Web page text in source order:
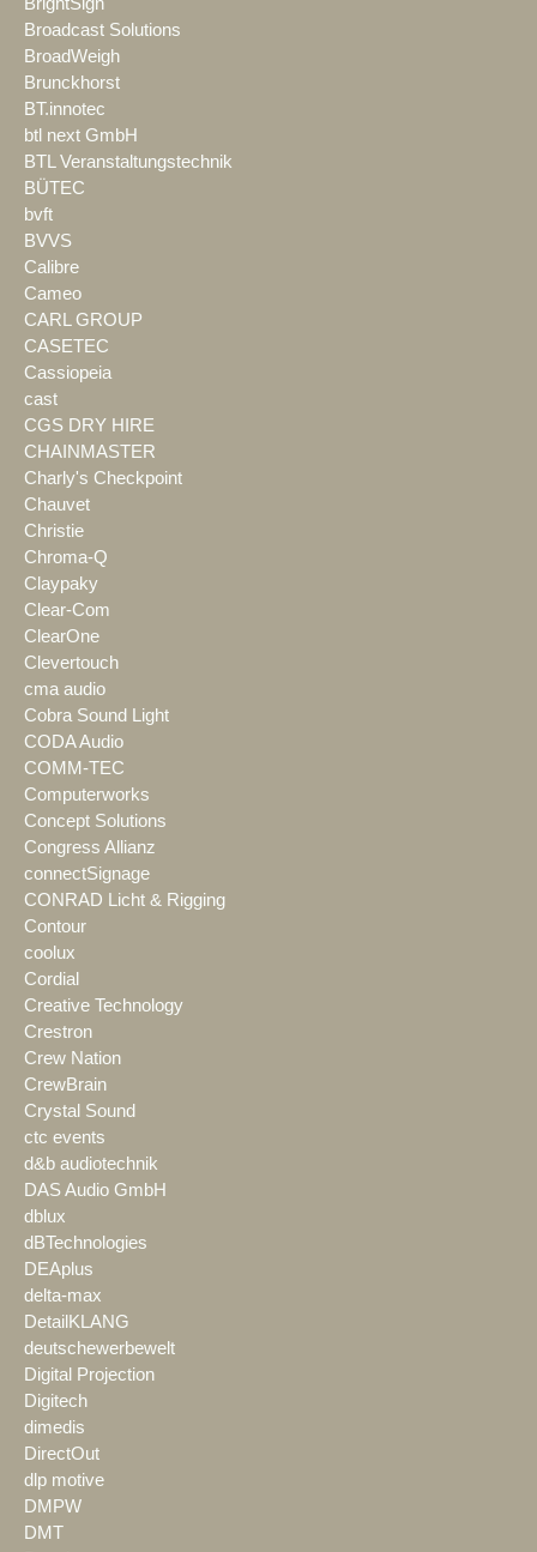
BrightSign
Broadcast Solutions
BroadWeigh
Brunckhorst
BT.innotec
btl next GmbH
BTL Veranstaltungstechnik
BÜTEC
bvft
BVVS
Calibre
Cameo
CARL GROUP
CASETEC
Cassiopeia
cast
CGS DRY HIRE
CHAINMASTER
Charly's Checkpoint
Chauvet
Christie
Chroma-Q
Claypaky
Clear-Com
ClearOne
Clevertouch
cma audio
Cobra Sound Light
CODA Audio
COMM-TEC
Computerworks
Concept Solutions
Congress Allianz
connectSignage
CONRAD Licht & Rigging
Contour
coolux
Cordial
Creative Technology
Crestron
Crew Nation
CrewBrain
Crystal Sound
ctc events
d&b audiotechnik
DAS Audio GmbH
dblux
dBTechnologies
DEAplus
delta-max
DetailKLANG
deutschewerbewelt
Digital Projection
Digitech
dimedis
DirectOut
dlp motive
DMPW
DMT